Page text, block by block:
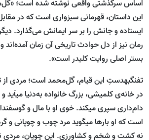
اساس سرگذشتی واقعی نوشته شده است؛
این داستان، قهرمانی سبزواری است که در
ایستاده و جانش را بر سر ایمانش می‌گذارد.
رمان نیز از دل حوادث تاریخی آن زمان آمده‌اند
بستر اصلی روایت کلیدر است».
تفنگ‏به‏دستِ این قیام، گل‌محمد است؛ مردی از
در خانه‌ی کلمیشی، بزرگ خانواده به‌دنیا می‏آید و
دام‌داری سپری می‏کند. خوی او با مال و
است که او بارها می‏گوید مرد چوب و چوپانی
نه کشت و شخم و کشاورزی. این چوپان، مردی